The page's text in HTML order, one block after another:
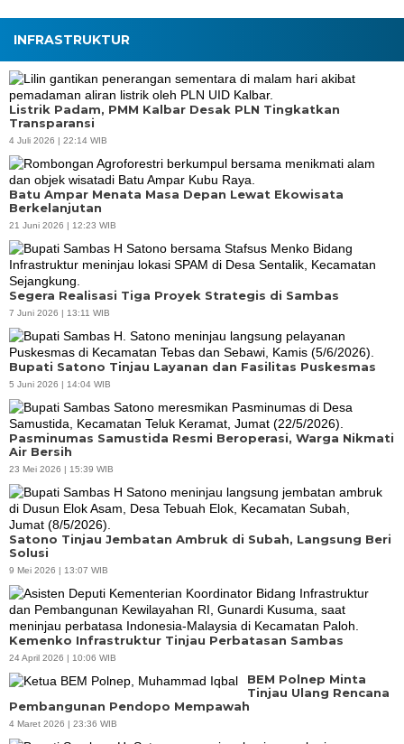
INFRASTRUKTUR
Listrik Padam, PMM Kalbar Desak PLN Tingkatkan
Transparansi
4 Juli 2026 | 22:14 WIB
Batu Ampar Menata Masa Depan Lewat Ekowisata
Berkelanjutan
21 Juni 2026 | 12:23 WIB
Segera Realisasi Tiga Proyek Strategis di Sambas
7 Juni 2026 | 13:11 WIB
Bupati Satono Tinjau Layanan dan Fasilitas Puskesmas
5 Juni 2026 | 14:04 WIB
Pasminumas Samustida Resmi Beroperasi, Warga Nikmati
Air Bersih
23 Mei 2026 | 15:39 WIB
Satono Tinjau Jembatan Ambruk di Subah, Langsung Beri
Solusi
9 Mei 2026 | 13:07 WIB
Kemenko Infrastruktur Tinjau Perbatasan Sambas
24 April 2026 | 10:06 WIB
BEM Polnep Minta
Tinjau Ulang Rencana
Pembangunan Pendopo Mempawah
4 Maret 2026 | 23:36 WIB